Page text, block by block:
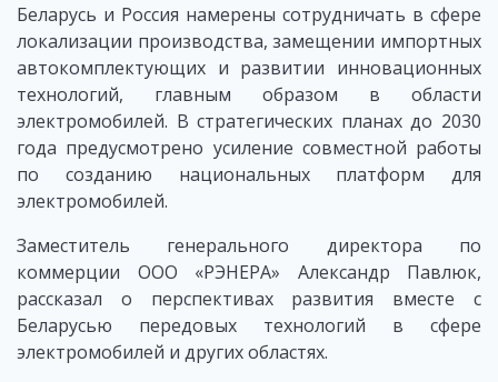
Беларусь и Россия намерены сотрудничать в сфере
локализации производства, замещении импортных
автокомплектующих и развитии инновационных
технологий, главным образом в области
электромобилей. В стратегических планах до 2030
года предусмотрено усиление совместной работы
по созданию национальных платформ для
электромобилей.
Заместитель генерального директора по
коммерции ООО «РЭНЕРА» Александр Павлюк,
рассказал о перспективах развития вместе с
Беларусью передовых технологий в сфере
электромобилей и других областях.